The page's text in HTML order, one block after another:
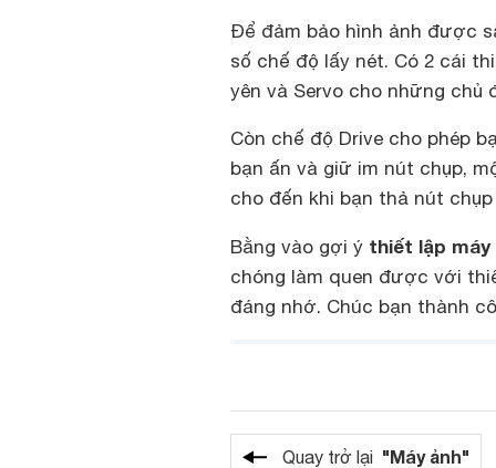
Để đảm bảo hình ảnh được
số chế độ lấy nét. Có 2 cái
yên và Servo cho những chủ
Còn chế độ Drive cho phép
bạn ấn và giữ im nút chụp,
cho đến khi bạn thả nút chụp
Bằng vào gợi ý thiết lập
chóng làm quen được với
đáng nhớ. Chúc bạn thành
Quay trở lại "Máy ảnh"